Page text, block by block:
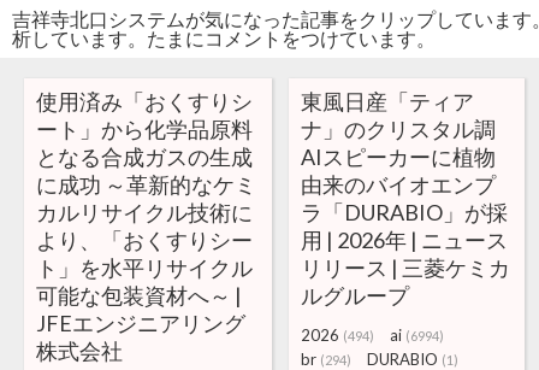
吉祥寺北口システムが気になった記事をクリップしていま
析しています。たまにコメントをつけています。
使用済み「おくすりシ
ート」から化学品原料
となる合成ガスの生成
に成功 ～革新的なケミ
カルリサイクル技術に
より、「おくすりシー
ト」を水平リサイクル
可能な包装資材へ～ |
JFEエンジニアリング
株式会社
東風日産「ティア
ナ」のクリスタル調
AIスピーカーに植物
由来のバイオエンプ
ラ「DURABIO」が採
用 | 2026年 | ニュース
リリース | 三菱ケミカ
ルグループ
2026 (494) ai (6994)
br (294) DURABIO (1)